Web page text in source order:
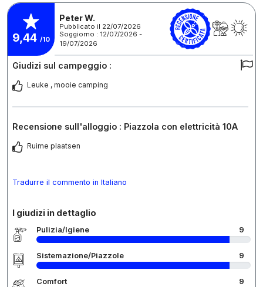
9,44 /10
Peter W.
Pubblicato il 22/07/2026
Soggiorno : 12/07/2026 -
19/07/2026
Giudizi sul campeggio :
Leuke , mooie camping
Recensione sull'alloggio : Piazzola con elettricità 10A
Ruime plaatsen
Tradurre il commento in Italiano
I giudizi in dettaglio
Pulizia/Igiene 9
Sistemazione/Piazzole 9
Comfort 9